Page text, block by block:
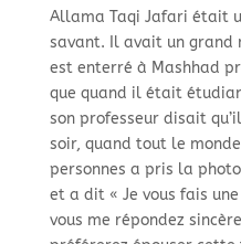
Allama Taqi Jafari était
savant. Il avait un grand
est enterré à Mashhad
que quand il était
son professeur disait
soir, quand tout le
personnes a pris la
et a dit « Je vous fais
vous me répondez